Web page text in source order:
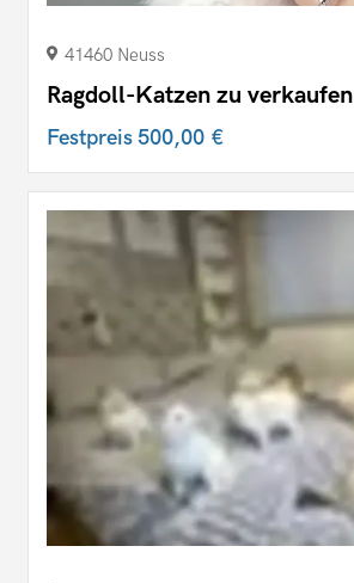
41460 Neuss
Ragdoll-Katzen zu verkaufen
Festpreis500,00 €